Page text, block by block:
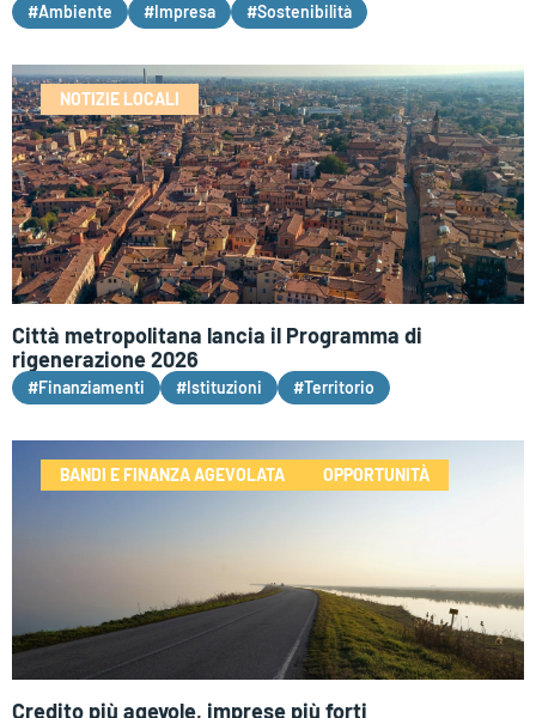
#Ambiente #Impresa #Sostenibilità
NOTIZIE LOCALI
Città metropolitana lancia il Programma di
rigenerazione 2026
#Finanziamenti #Istituzioni #Territorio
BANDI E FINANZA AGEVOLATA OPPORTUNITÀ
Credito più agevole, imprese più forti